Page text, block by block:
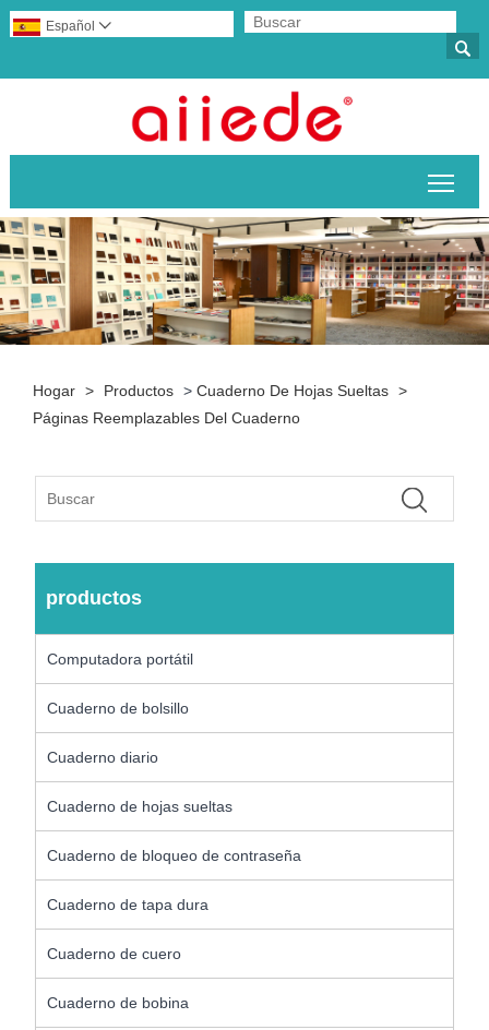

Español 
Hogar > Productos >Cuaderno De Hojas Sueltas >
Páginas Reemplazables Del Cuaderno
productos
Computadora portátil
Cuaderno de bolsillo
Cuaderno diario
Cuaderno de hojas sueltas
Cuaderno de bloqueo de contraseña
Cuaderno de tapa dura
Cuaderno de cuero
Cuaderno de bobina